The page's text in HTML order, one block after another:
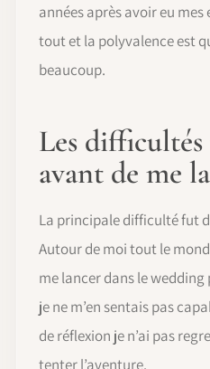
années après avoir eu
tout et la polyvalence est
beaucoup.
Les
avant de me
La principale difficulté fut
Autour de moi tout le
me lancer dans le
je ne m’en sentais pas
de réflexion je n’ai pas
tenter l’aventure.